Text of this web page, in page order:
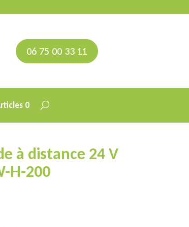
06 75 00 33 11
0
à distance 24 V
H-200